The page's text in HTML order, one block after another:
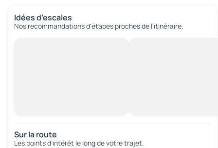
Idées d’escales
Nos recommandations d'étapes proches de l’itinéraire.
Sur la route
Les points d’intérêt le long de votre trajet.